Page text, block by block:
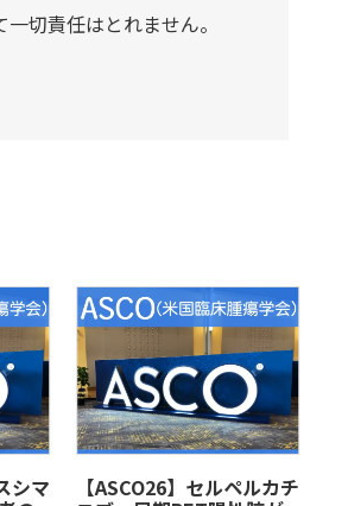
切責任はとれません。
シマ 【ASCO26】セルペルカチ